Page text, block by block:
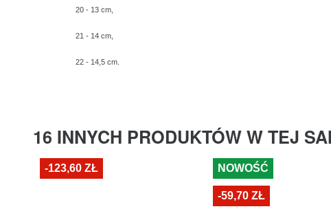
20 - 13 cm,
21 - 14 cm,
22 - 14,5 cm.
16 INNYCH PRODUKTÓW W TEJ
-123,60 ZŁ NOWOŚĆ
-59,70 ZŁ